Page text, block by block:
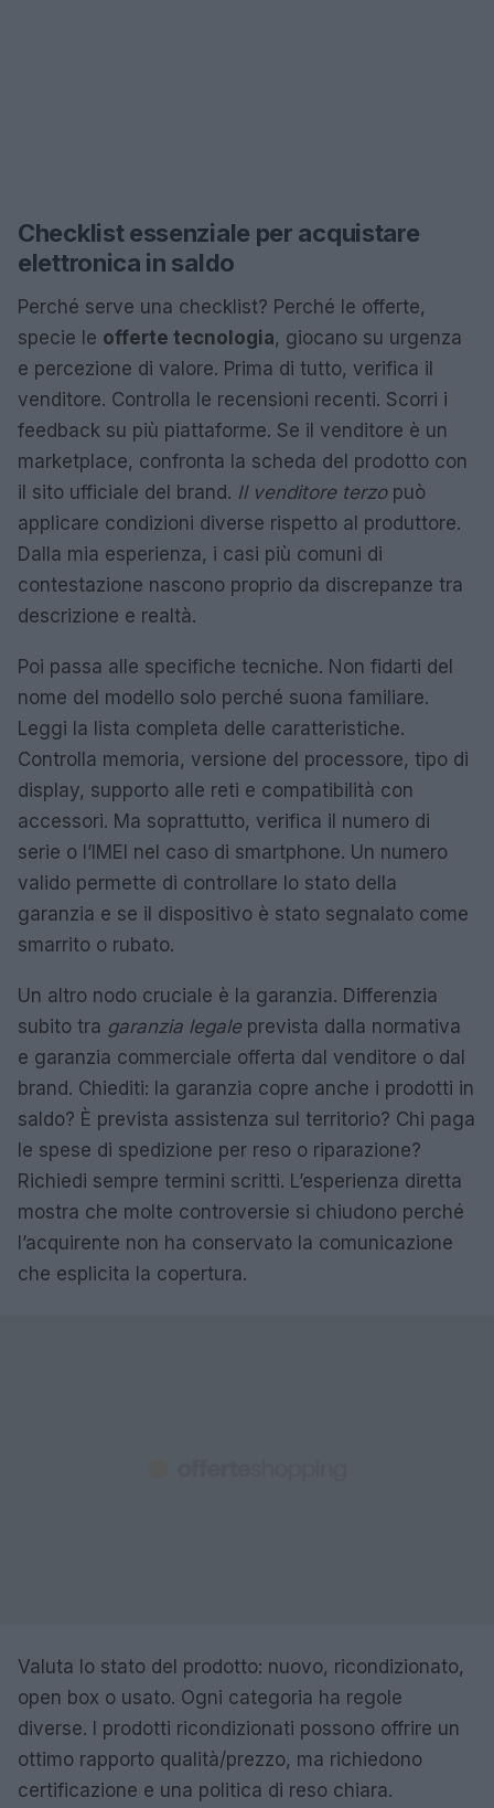
Checklist essenziale per acquistare
elettronica in saldo
Perché serve una checklist? Perché le offerte,
specie le offerte tecnologia, giocano su urgenza
e percezione di valore. Prima di tutto, verifica il
venditore. Controlla le recensioni recenti. Scorri i
feedback su più piattaforme. Se il venditore è un
marketplace, confronta la scheda del prodotto con
il sito ufficiale del brand. Il venditore terzopuò
applicare condizioni diverse rispetto al produttore.
Dalla mia esperienza, i casi più comuni di
contestazione nascono proprio da discrepanze tra
descrizione e realtà.
Poi passa alle specifiche tecniche. Non fidarti del
nome del modello solo perché suona familiare.
Leggi la lista completa delle caratteristiche.
Controlla memoria, versione del processore, tipo di
display, supporto alle reti e compatibilità con
accessori. Ma soprattutto, verifica il numero di
serie o l’IMEI nel caso di smartphone. Un numero
valido permette di controllare lo stato della
garanzia e se il dispositivo è stato segnalato come
smarrito o rubato.
Un altro nodo cruciale è la garanzia. Differenzia
subito tra garanzia legaleprevista dalla normativa
e garanzia commerciale offerta dal venditore o dal
brand. Chiediti: la garanzia copre anche i prodotti in
saldo? È prevista assistenza sul territorio? Chi paga
le spese di spedizione per reso o riparazione?
Richiedi sempre termini scritti. L’esperienza diretta
mostra che molte controversie si chiudono perché
l’acquirente non ha conservato la comunicazione
che esplicita la copertura.
Valuta lo stato del prodotto: nuovo, ricondizionato,
open box o usato. Ogni categoria ha regole
diverse. I prodotti ricondizionati possono offrire un
ottimo rapporto qualità/prezzo, ma richiedono
certificazione e una politica di reso chiara.